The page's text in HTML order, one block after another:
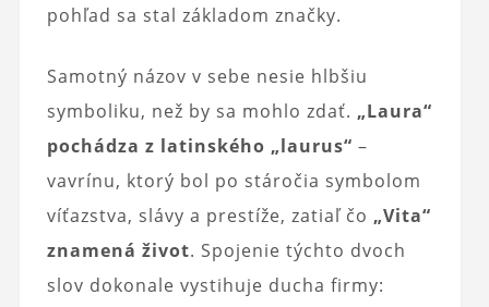
pohľad sa stal základom značky.
Samotný názov v sebe nesie hlbšiu
symboliku, než by sa mohlo zdať. „Laura“
pochádza z latinského „laurus“ –
vavrínu, ktorý bol po stáročia symbolom
víťazstva, slávy a prestíže, zatiaľ čo „Vita“
znamená život. Spojenie týchto dvoch
slov dokonale vystihuje ducha firmy: